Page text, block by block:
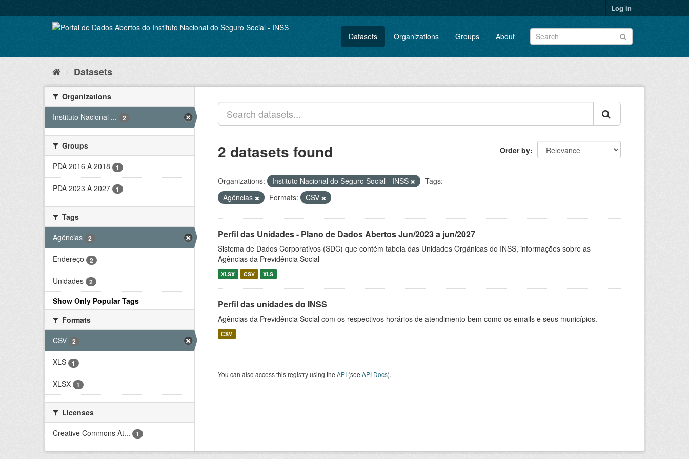
to
Log in
Datasets Organizations Groups About
Datasets
Organizations
Instituto Nacional ...
2
Groups
PDA 2016 A 2018
1
PDA 2023 A 2027 1
Tags
Agências
2
Endereço 2
Unidades 2
Show Only Popular Tags
Formats
CSV
2
XLS 1
XLSX 1
Licenses
Creative Commons At...
1
Order by
2 datasets found
Organizations: Instituto Nacional do Seguro Social - INSS
Tags:
Agências
Formats: CSV
Perfil das Unidades - Plano de Dados Abertos Jun/2023 a jun/2027
Sistema de Dados Corporativos (SDC) que contém tabela das Unidades Orgânicas do INSS, informações sobre as
Agências da Previdência Social
XLSX CSV XLS
Perfil das unidades do INSS
Agências da Previdência Social com os respectivos horários de atendimento bem como os emails e seus municípios.
CSV
You can also access this registry using the API (see API Docs).